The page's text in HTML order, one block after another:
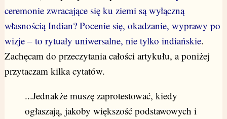
ceremonie zwracające się ku ziemi są wyłączną
własnością Indian? Pocenie się, okadzanie, wyprawy po
wizje – to rytuały uniwersalne, nie tylko indiańskie.
Zachęcam do przeczytania całości artykułu, a poniżej
przytaczam kilka cytatów.
...Jednakże muszę zaprotestować, kiedy
ogłaszają, jakoby większość podstawowych i